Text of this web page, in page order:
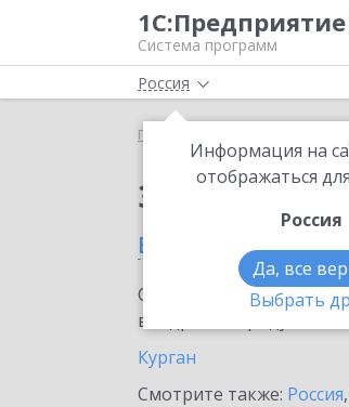
1С:Предприятие
Система программ
Россия
Информация на
отображаться
Россия
Да, все
Выбрать
Главная
Заказать
в Курганской
Ознакомьтесь с
внедрение продукта.
Курган
Смотрите также: Россия,